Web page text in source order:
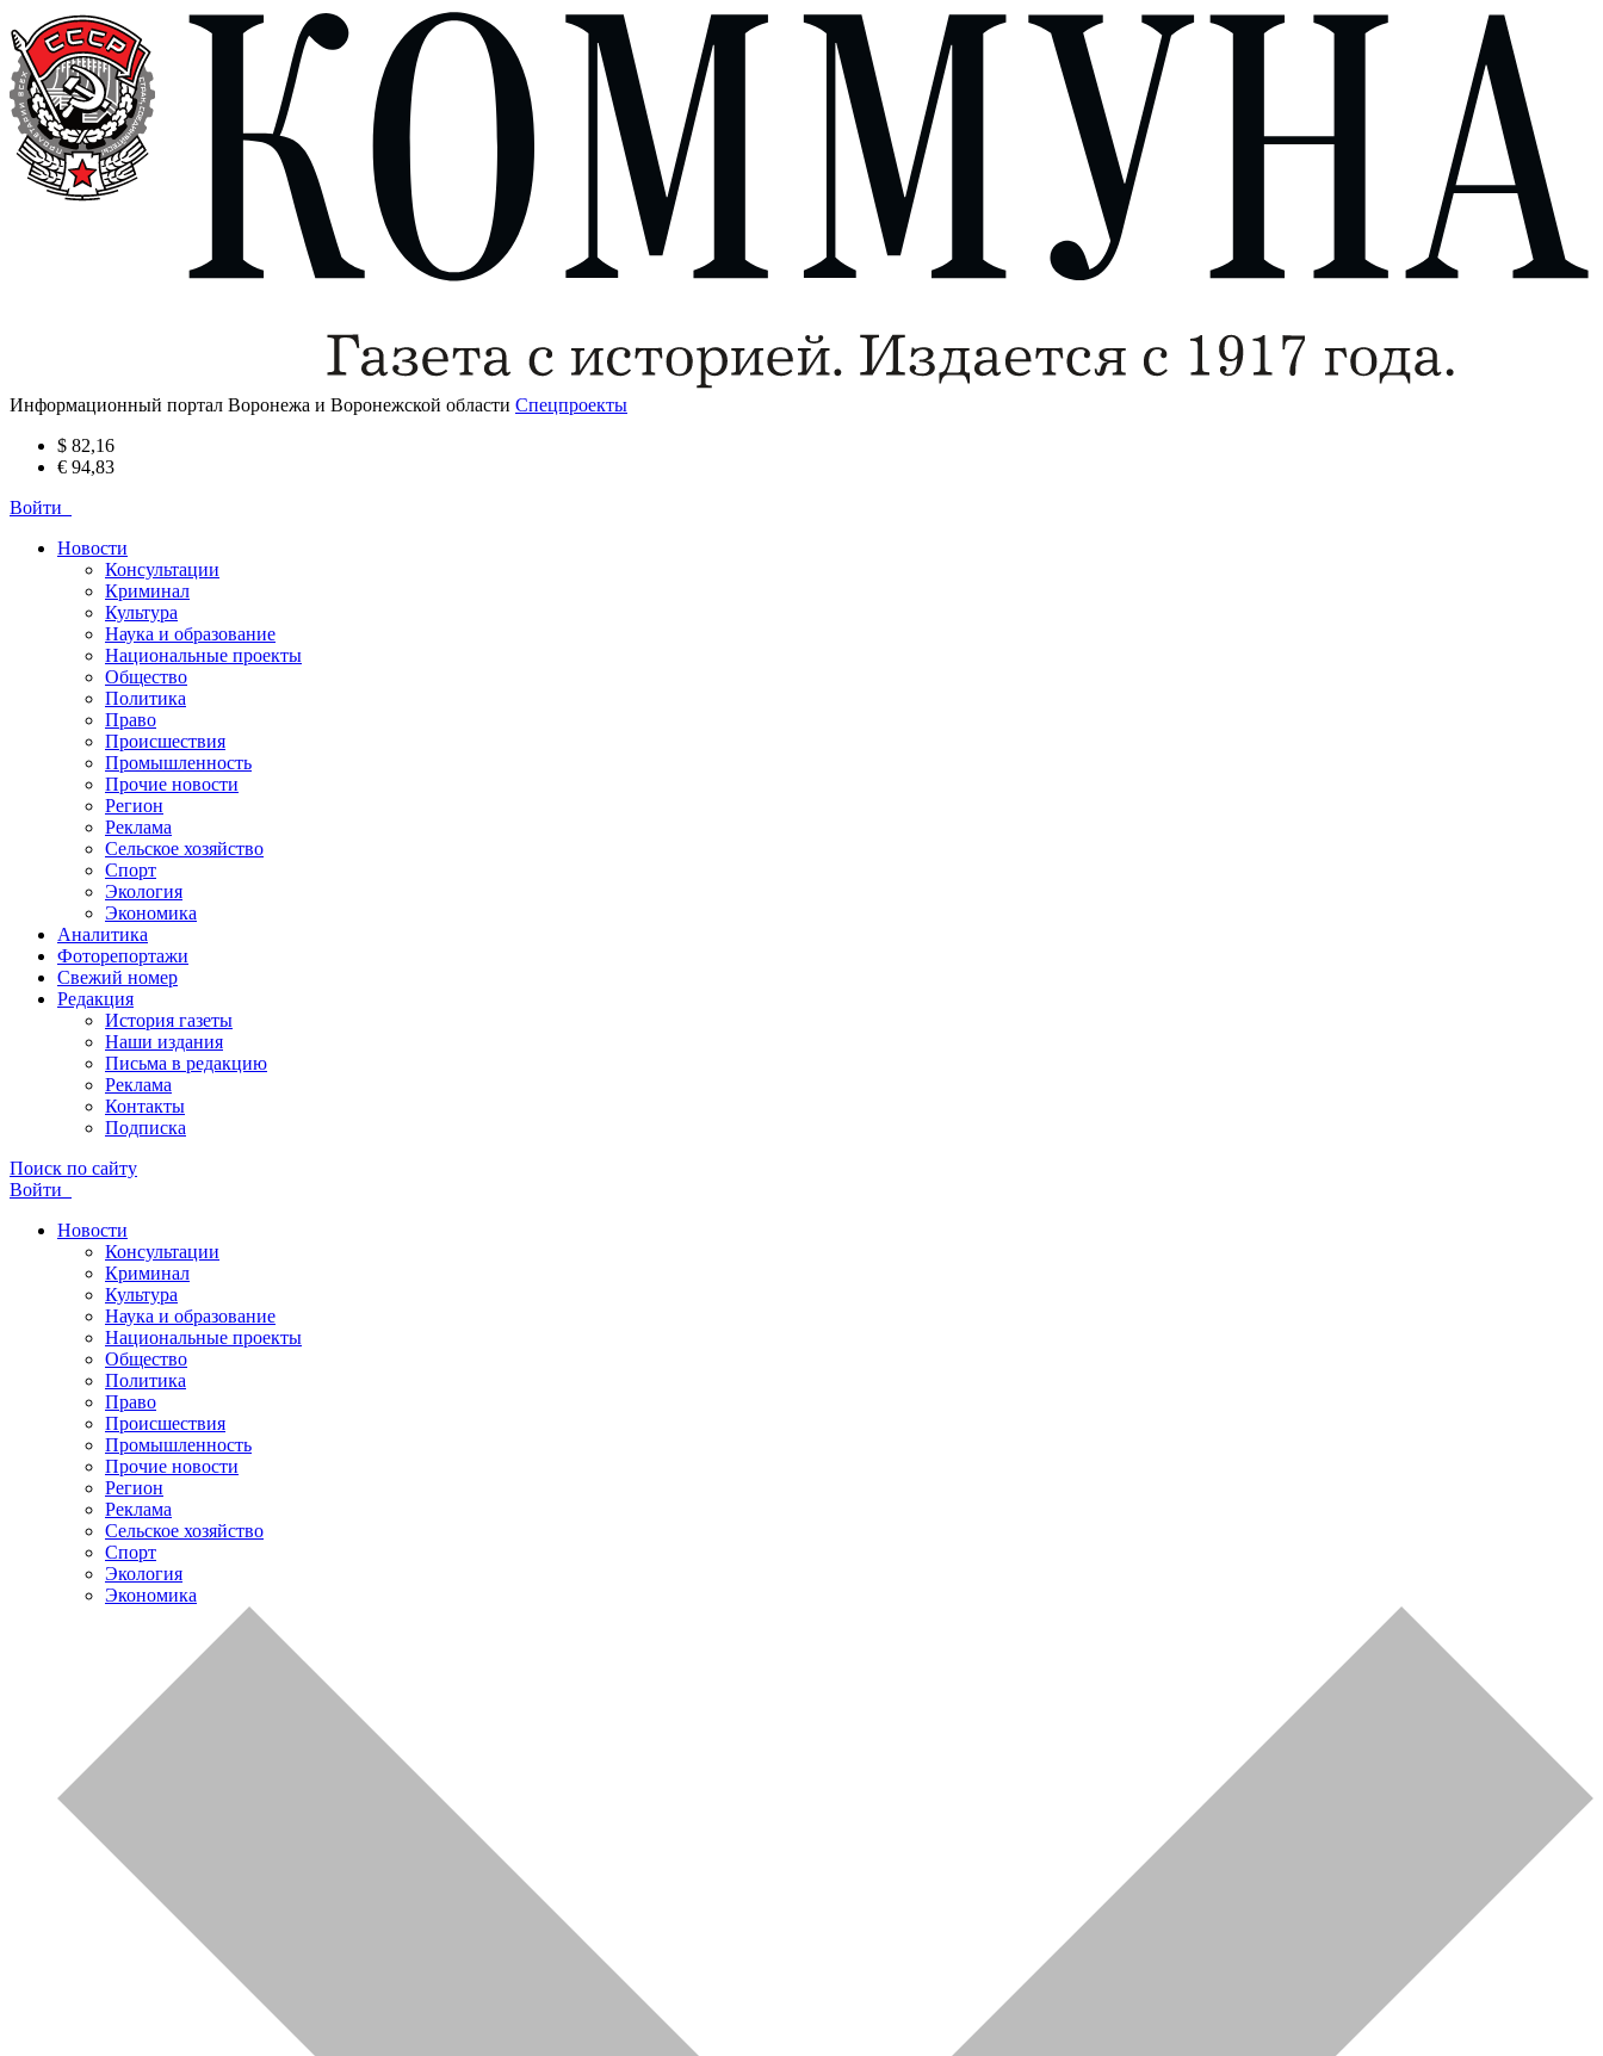
Информационный портал Воронежа и Воронежской области Спецпроекты
$ 82,16
€ 94,83
Войти
Новости
Консультации
Криминал
Культура
Наука и образование
Национальные проекты
Общество
Политика
Право
Происшествия
Промышленность
Прочие новости
Регион
Реклама
Сельское хозяйство
Спорт
Экология
Экономика
Аналитика
Фоторепортажи
Свежий номер
Редакция
История газеты
Наши издания
Письма в редакцию
Реклама
Контакты
Подписка
Поиск по сайту
Войти
Новости
Консультации
Криминал
Культура
Наука и образование
Национальные проекты
Общество
Политика
Право
Происшествия
Промышленность
Прочие новости
Регион
Реклама
Сельское хозяйство
Спорт
Экология
Экономика